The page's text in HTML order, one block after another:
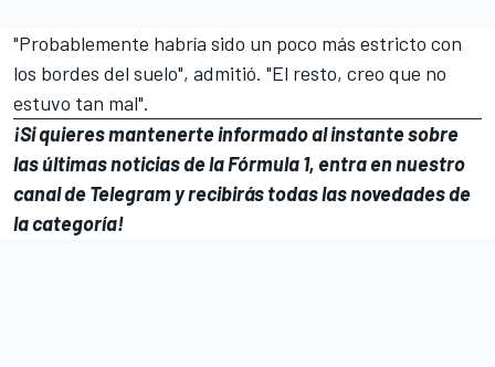
"Probablemente habría sido un poco más estricto con
los bordes del suelo", admitió. "El resto, creo que no
estuvo tan mal".
¡Si quieres mantenerte informado al instante sobre
las últimas noticias de la Fórmula 1, entra ennuestro
canal de Telegramy recibirás todas las novedades de
la categoría!